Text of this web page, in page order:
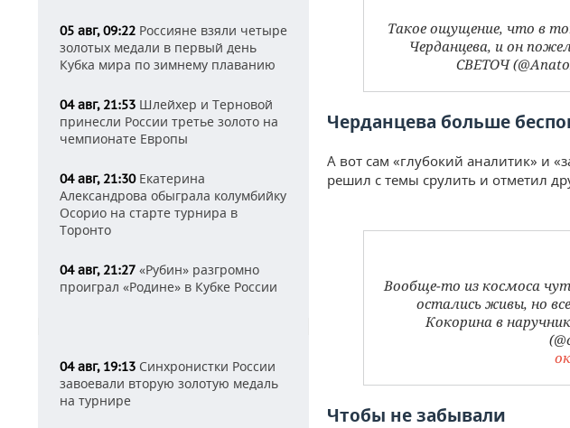
05 авг, 09:22 Россияне взяли четыре
золотых медали в первый день
Кубка мира по зимнему плаванию
04 авг, 21:53 Шлейхер и Терновой
принесли России третье золото на
чемпионате Европы
04 авг, 21:30Екатерина
Александрова обыграла колумбийку
Осорио на старте турнира в
Торонто
04 авг, 21:27 «Рубин» разгромно
проиграл «Родине» в Кубке России
04 авг, 19:13 Синхронистки России
завоевали вторую золотую медаль
на турнире
Такое ощущение, что в
Черданцева, и он
СВЕТОЧ
Черданцева больше
А вот сам «глубокий аналитик» и
решил с темы срулить и отметил
Вообще-то из космоса
остались живы, но
Кокорина в
Чтобы не забывали